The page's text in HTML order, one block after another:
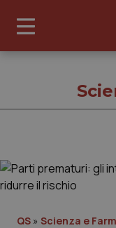
QS » Scienza e